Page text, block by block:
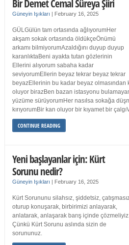
Bir Demet Cemal Süreya Şiiri
Güneyin Işıkları | February 16, 2025
GÜLGülün tam ortasında ağlıyorumHer
akşam sokak ortasında öldükçeÖnümü
arkamı bilmiyorumAzaldığını duyup duyup
karanlıktaBeni ayakta tutan gözlerinin
Ellerini alıyorum sabaha kadar
seviyorumEllerin beyaz tekrar beyaz tekrar
beyazEllerinin bu kadar beyaz olmasından
oluyor birazBen bazan istasyonu
yüzüme sürüyorumHer nasılsa sokağa
kırıyorumBir kan oluyor bir kıyamet bir
CONTINUE READING
Yeni başlayanlar için: Kürt
Sorunu nedir?
Güneyin Işıkları | February 16, 2025
Kürt Sorununu silahsız, şiddetsiz,
oturup konuşarak, birbirimizi anlayarak,
anlatarak, anlaşarak barış içinde
Çünkü Kürt Sorunu aslında sizin de
sorununuz.